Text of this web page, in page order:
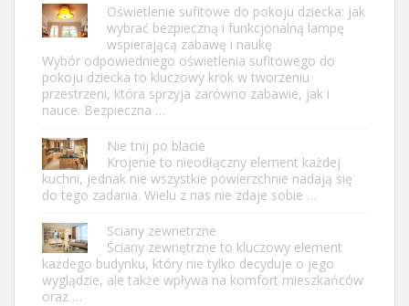
Oświetlenie sufitowe do pokoju dziecka: jak
wybrać bezpieczną i funkcjonalną lampę
wspierającą zabawę i naukę
Wybór odpowiedniego oświetlenia sufitowego do
pokoju dziecka to kluczowy krok w tworzeniu
przestrzeni, która sprzyja zarówno zabawie, jak i
nauce. Bezpieczna …
Nie tnij po blacie
Krojenie to nieodłączny element każdej
kuchni, jednak nie wszystkie powierzchnie nadają się
do tego zadania. Wielu z nas nie zdaje sobie …
Sciany zewnetrzne
Ściany zewnętrzne to kluczowy element
każdego budynku, który nie tylko decyduje o jego
wyglądzie, ale także wpływa na komfort mieszkańców
oraz …